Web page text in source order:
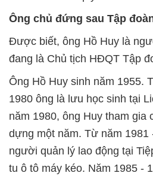
Ông chủ đứng sau Tập
Được biết, ông Hồ Huy là
đang là Chủ tịch HĐQT Tập
Ông Hồ Huy sinh năm 1955.
1980 ông là lưu học sinh tại
năm 1980, ông Huy tham gia
dựng một năm. Từ năm 1981
người quản lý lao động tại
tu ô tô máy kéo. Năm 1985 -